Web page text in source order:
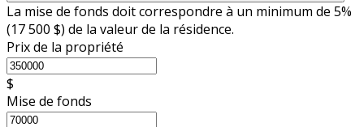
La mise de fonds doit correspondre à un minimum de 5%
(17 500 $) de la valeur de la résidence.
Prix de la propriété
$
Mise de fonds